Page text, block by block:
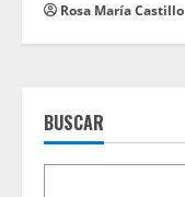
Rosa María Castillo
BUSCAR